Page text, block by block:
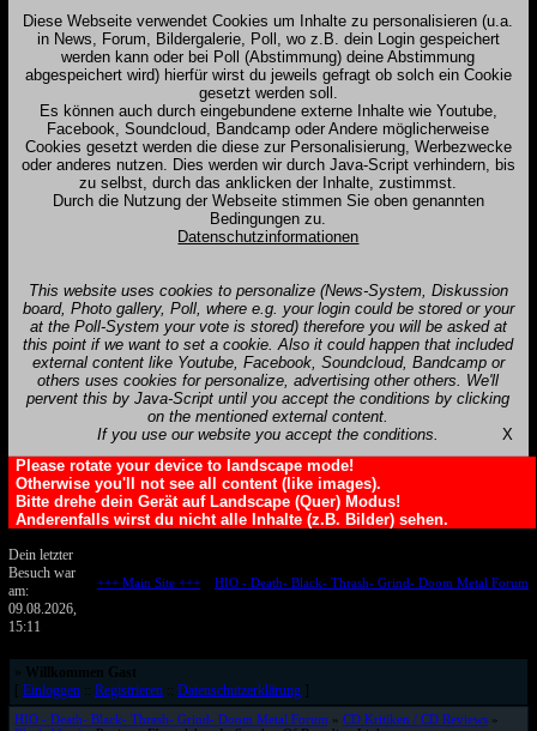
Diese Webseite verwendet Cookies um Inhalte zu personalisieren (u.a.
in News, Forum, Bildergalerie, Poll, wo z.B. dein Login gespeichert
werden kann oder bei Poll (Abstimmung) deine Abstimmung
abgespeichert wird) hierfür wirst du jeweils gefragt ob solch ein Cookie
gesetzt werden soll.
Es können auch durch eingebundene externe Inhalte wie Youtube,
Facebook, Soundcloud, Bandcamp oder Andere möglicherweise
Cookies gesetzt werden die diese zur Personalisierung, Werbezwecke
oder anderes nutzen. Dies werden wir durch Java-Script verhindern, bis
zu selbst, durch das anklicken der Inhalte, zustimmst.
Durch die Nutzung der Webseite stimmen Sie oben genannten
Bedingungen zu.
Datenschutzinformationen
This website uses cookies to personalize (News-System, Diskussion
board, Photo gallery, Poll, where e.g. your login could be stored or your
at the Poll-System your vote is stored) therefore you will be asked at
this point if we want to set a cookie. Also it could happen that included
external content like Youtube, Facebook, Soundcloud, Bandcamp or
others uses cookies for personalize, advertising other others. We'll
pervent this by Java-Script until you accept the conditions by clicking
on the mentioned external content.
If you use our website you accept the conditions.
X
Please rotate your device to landscape mode!
Otherwise you'll not see all content (like images).
Bitte drehe dein Gerät auf Landscape (Quer) Modus!
Anderenfalls wirst du nicht alle Inhalte (z.B. Bilder) sehen.
Dein letzter
Besuch war
am:
09.08.2026,
15:11
+++ Main Site +++:: HIO - Death- Black- Thrash- Grind- Doom Metal Forum
» Willkommen Gast
Einloggen:: Registrieren:: Datenschutzerklärung]
HIO - Death- Black- Thrash- Grind- Doom Metal Forum » CD Kritiken / CD Reviews»